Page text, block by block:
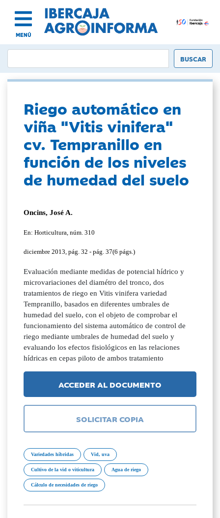
MENÚ
Riego automático en
viña "Vitis vinifera"
cv. Tempranillo en
función de los niveles
de humedad del suelo
Oncins, José A.
En: Horticultura, núm. 310
diciembre 2013, pág. 32 - pág. 37(6 págs.)
Evaluación mediante medidas de potencial hídrico y
microvariaciones del diamétro del tronco, dos
tratamientos de riego en Vitis vinifera variedad
Tempranillo, basados en diferentes umbrales de
humedad del suelo, con el objeto de comprobar el
funcionamiento del sistema automático de control de
riego mediante umbrales de humedad del suelo y
evaluando los efectos fisiológicos en las relaciones
hídricas en cepas piloto de ambos tratamiento
ACCEDER AL DOCUMENTO
SOLICITAR COPIA
Variedades híbridas Vid, uva
Cultivo de la vid o viticultura Agua de riego
Cálculo de necesidades de riego